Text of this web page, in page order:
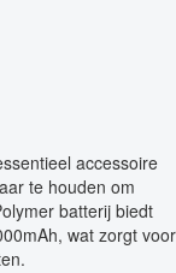
accessoire
te houden om
batterij biedt
wat zorgt voor